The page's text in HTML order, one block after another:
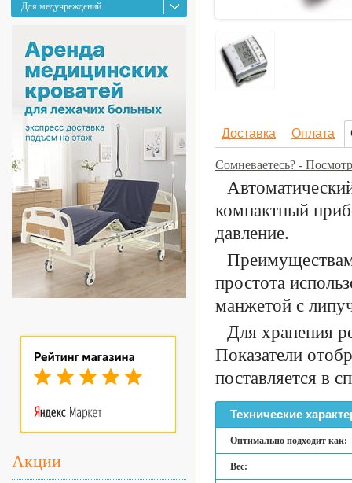
Для медучреждений
Акции
Доставка Оплата
Сомневаетесь? -
компактный
давление.
простота
манжетой с
Для хранения
Показатели
поставляется в
Технические
Оптимально подходит как:
Вес: